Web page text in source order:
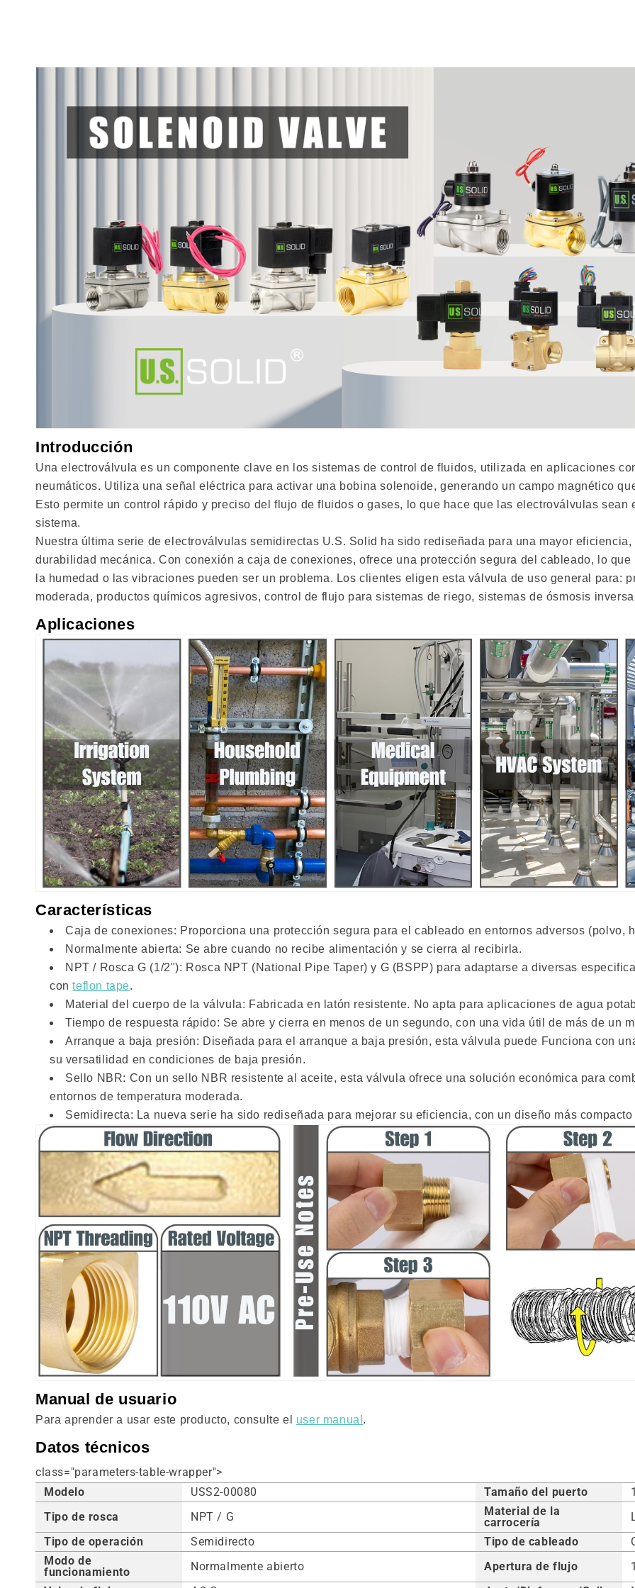
Introducción
Una electroválvula es un componente clave en los sistemas de control de fluidos, utilizada en aplicaciones
neumáticos. Utiliza una señal eléctrica para activar una bobina solenoide, generando un campo magnético
Esto permite un control rápido y preciso del flujo de fluidos o gases, lo que hace que las electroválvulas
sistema.
Nuestra última serie de electroválvulas semidirectas U.S. Solid ha sido rediseñada para una mayor
durabilidad mecánica. Con conexión a caja de conexiones, ofrece una protección segura del cableado, lo
la humedad o las vibraciones pueden ser un problema. Los clientes eligen esta válvula de uso general para:
moderada, productos químicos agresivos, control de flujo para sistemas de riego, sistemas de ósmosis
Aplicaciones
Características
Caja de conexiones: Proporciona una protección segura para el cableado en entornos adversos (polvo,
Normalmente abierta: Se abre cuando no recibe alimentación y se cierra al recibirla.
NPT / Rosca G (1/2"): Rosca NPT (National Pipe Taper) y G (BSPP) para adaptarse a diversas
conteflon tape.
Material del cuerpo de la válvula: Fabricada en latón resistente. No apta para aplicaciones de agua
Tiempo de respuesta rápido: Se abre y cierra en menos de un segundo, con una vida útil de más de un
Arranque a baja presión: Diseñada para el arranque a baja presión, esta válvula puede Funciona con
su versatilidad en condiciones de baja presión.
Sello NBR: Con un sello NBR resistente al aceite, esta válvula ofrece una solución económica para
entornos de temperatura moderada.
Semidirecta: La nueva serie ha sido rediseñada para mejorar su eficiencia, con un diseño más
Manual de usuario
Para aprender a usar este producto, consulte el user manual .
Datos técnicos
class="parameters-table-wrapper">
Modelo
USS2-00080 Tamaño del puerto
Tipo de rosca
NPT / G
Material de la
carrocería
Tipo de operación
Semidirecto Tipo de cableado
Modo de
funcionamiento
Normalmente abierto Apertura de flujo